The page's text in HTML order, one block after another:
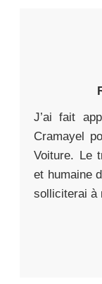
J’ai fait
Cramayel
Voiture. Le
et humaine
solliciterai à